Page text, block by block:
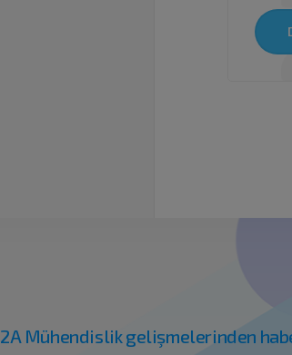
2A Mühendislik gelişmelerinden